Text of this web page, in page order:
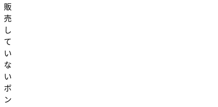
販
売
し
て
い
な
い
ボ
ン